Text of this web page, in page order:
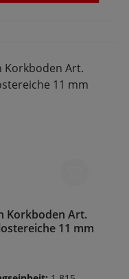
Korkboden Art.
11 mm